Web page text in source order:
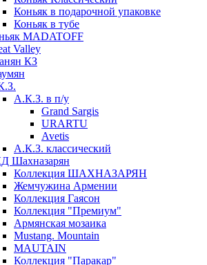
Коньяк в подарочной упаковке
Коньяк в тубе
MADATOFF
Valley
КЗ
А.К.З. в п/у
Grand Sargis
URARTU
Avetis
А.К.З. классический
Шахназарян
Коллекция ШАХНАЗАРЯН
Жемчужина Армении
Коллекция Гаясон
Коллекция "Премиум"
Армянская мозаика
Mustang. Mountain
MAUTAIN
Коллекция "Паракар"